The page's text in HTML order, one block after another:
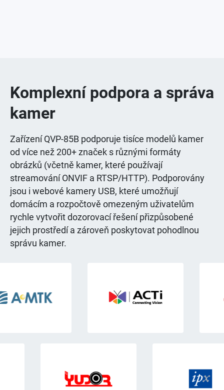
Komplexní podpora a správa
kamer
Zařízení QVP-85B podporuje tisíce modelů kamer
od více než 200+ značek s různými formáty
obrázků (včetně kamer, které používají
streamování ONVIF a RTSP/HTTP). Podporovány
jsou i webové kamery USB, které umožňují
domácím a rozpočtově omezeným uživatelům
rychle vytvořit dozorovací řešení přizpůsobené
jejich prostředí a zároveň poskytovat pohodlnou
správu kamer.